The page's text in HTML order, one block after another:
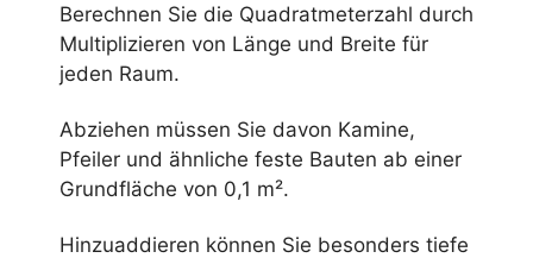
Berechnen Sie die Quadratmeterzahl durch
Multiplizieren von Länge und Breite für
jeden Raum.
Abziehen müssen Sie davon Kamine,
Pfeiler und ähnliche feste Bauten ab einer
Grundfläche von 0,1 m².
Hinzuaddieren können Sie besonders tiefe